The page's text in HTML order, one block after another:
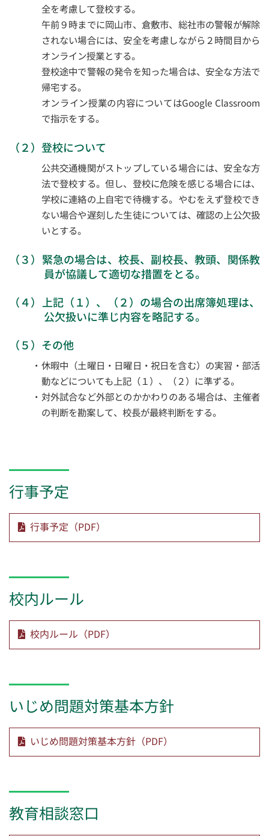
全を考慮して登校する。
午前９時までに岡山市、倉敷市、総社市の警報が解除
されない場合には、安全を考慮しながら２時間目から
オンライン授業とする。
登校途中で警報の発令を知った場合は、安全な方法で
帰宅する。
オンライン授業の内容についてはGoogle Classroom
で指示をする。
（２）登校について
公共交通機関がストップしている場合には、安全な方
法で登校する。但し、登校に危険を感じる場合には、
学校に連絡の上自宅で待機する。やむをえず登校でき
ない場合や遅刻した生徒については、確認の上公欠扱
いとする。
（３）緊急の場合は、校長、副校長、教頭、関係教
員が協議して適切な措置をとる。
（４）上記（１）、（２）の場合の出席簿処理は、
公欠扱いに準じ内容を略記する。
（５）その他
・休暇中（土曜日・日曜日・祝日を含む）の実習・部活
動などについても上記（１）、（２）に準ずる。
・対外試合など外部とのかかわりのある場合は、主催者
の判断を勘案して、校長が最終判断をする。
行事予定
行事予定（PDF）
校内ルール
校内ルール（PDF）
いじめ問題対策基本方針
いじめ問題対策基本方針（PDF）
教育相談窓口